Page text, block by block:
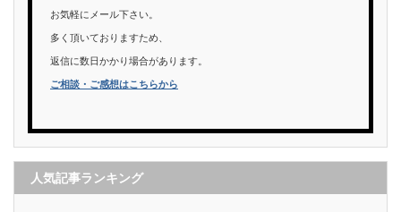
お気軽にメール下さい。
多く頂いておりますため、
返信に数日かかり場合があります。
ご相談・ご感想はこちらから
人気記事ランキング